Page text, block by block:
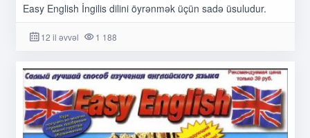
Easy English İngilis dilini öyrənmək üçün sadə üsuludur.
12 il əvvəl 1 188